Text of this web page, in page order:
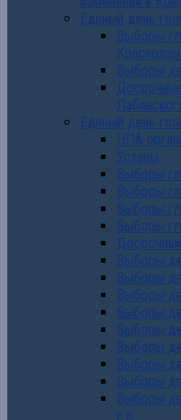
Единый день
Выборы
Выборы
Единый день
НПА
Уставы
Выборы
Выборы
Выборы
Выборы
Выборы
Выборы
Выборы
Выборы
Выборы
Выборы
Выборы
Выборы
Выборы
с.п.